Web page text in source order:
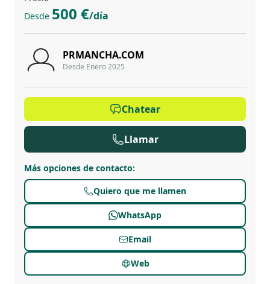
Desde 500 €/día
PRMANCHA.COM
Desde Enero 2025
Chatear
Llamar
Más opciones de contacto:
Quiero que me llamen
WhatsApp
Email
Web